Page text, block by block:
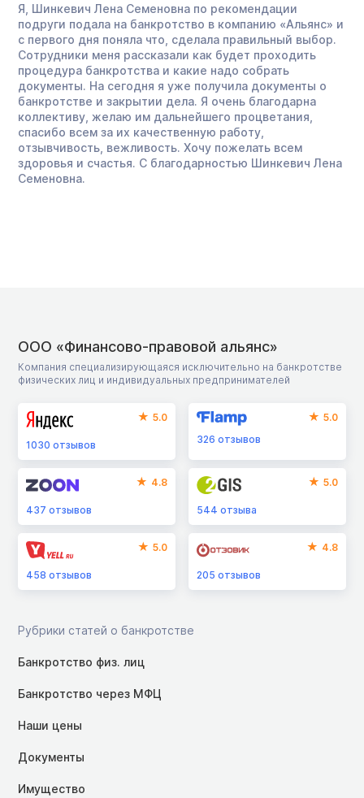
Я, Шинкевич Лена Семеновна по рекомендации
подруги подала на банкротство в компанию «Альянс» и
с первого дня поняла что, сделала правильный выбор.
Сотрудники меня рассказали как будет проходить
процедура банкротства и какие надо собрать
документы. На сегодня я уже получила документы о
банкротстве и закрытии дела. Я очень благодарна
коллективу, желаю им дальнейшего процветания,
спасибо всем за их качественную работу,
отзывчивость, вежливость. Хочу пожелать всем
здоровья и счастья. С благодарностью Шинкевич Лена
Семеновна.
ООО «Финансово-правовой альянс»
Компания специализирующаяся исключительно на банкротстве
физических лиц и индивидуальных предпринимателей
5.0
1030 отзывов
5.0
326отзывов
4.8
437 отзывов
5.0
544отзыва
5.0
458 отзывов
4.8
205отзывов
Рубрики статей о банкротстве
Банкротство физ. лиц
Банкротство через МФЦ
Наши цены
Документы
Имущество